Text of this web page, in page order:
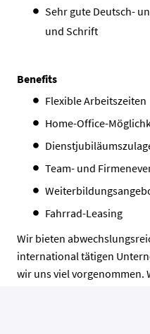
Sehr gute Deutsch-
und Schrift
Benefits
Flexible Arbeitszeiten
Home-Office-
Team- und
Fahrrad-Leasing
Wir bieten
international tätigen
wir uns viel vorgenommen.